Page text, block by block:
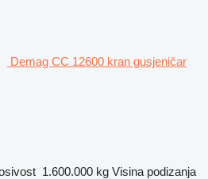
Demag CC 12600 kran gusjeničar
1.600.000 kg Visina podizanja